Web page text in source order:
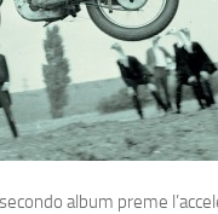
album preme